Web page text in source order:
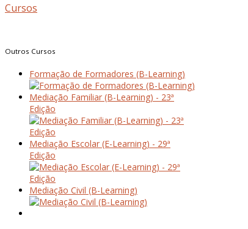
Cursos
Outros Cursos
Formação de Formadores (B-Learning)
Mediação Familiar (B-Learning) - 23ª
Edição
Mediação Escolar (E-Learning) - 29ª
Edição
Mediação Civil (B-Learning)